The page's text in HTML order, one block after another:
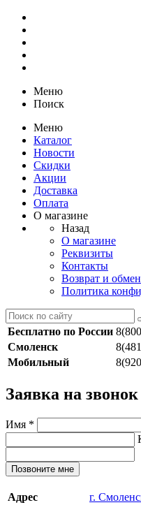
Меню
Поиск
Меню
Каталог
Новости
Скидки
Акции
Доставка
Оплата
О магазине
Назад
О магазине
Реквизиты
Контакты
Возврат и обмен
Политика
Бесплатно по России
Смоленск
Мобильный
Заявка на звонок
Имя *
Позвоните мне
Адрес
г.